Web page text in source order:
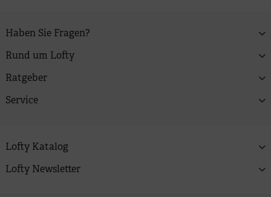
Haben Sie Fragen?
Rund um Lofty
Ratgeber
Service
Lofty Katalog
Lofty Newsletter